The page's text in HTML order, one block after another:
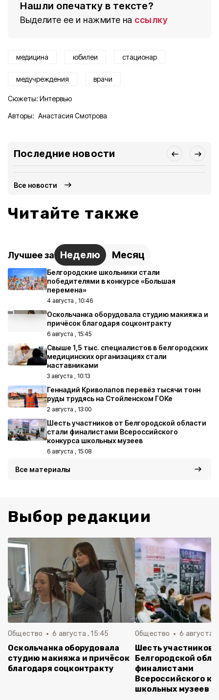
Нашли опечатку в тексте?
Выделите ее и нажмите на ссылку
медицина юбилеи стационар
медучреждения врачи
Сюжеты: Интервью
Авторы: Анастасия Смотрова
Последние новости
Все новости
Читайте также
Лучшее за Неделю Месяц
Белгородские школьники стали
победителями в конкурсе «Большая
перемена»
4 августа , 10:46
Оскольчанка оборудовала студию макияжа и
причёсок благодаря соцконтракту
6 августа , 15:45
Свыше 1,5 тыс. специалистов в белгородских
медицинских организациях стали
наставниками
3 августа , 10:13
Геннадий Криволапов перевёз тысячи тонн
руды трудясь на Стойленском ГОКе
2 августа , 13:00
Шесть участников от Белгородской области
стали финалистами Всероссийского
конкурса школьных музеев
6 августа , 15:08
Все материалы
Выбор редакции
Общество 6 августа , 15:45
Оскольчанка оборудовала
студию макияжа и причёсок
благодаря соцконтракту
Общество 6 августа ,
Шесть участников
Белгородской
финалистами
Всероссийского
школьных музеев